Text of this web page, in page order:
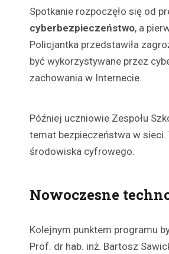
Spotkanie rozpoczęło się od
cyberbezpieczeństwo, a
Policjantka przedstawiła
być wykorzystywane przez
zachowania w Internecie.
Później uczniowie Zespołu
temat bezpieczeństwa w
środowiska cyfrowego.
Nowoczesne
Kolejnym punktem programu
Prof. dr hab. inż. Bartosz